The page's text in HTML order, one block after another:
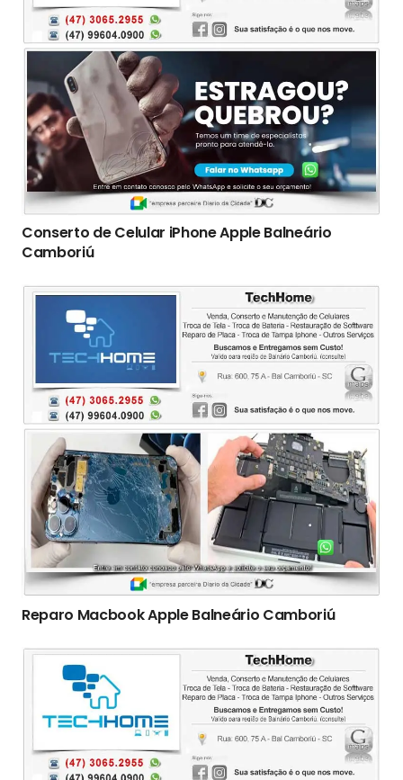
Conserto de Celular iPhone Apple Balneário
Camboriú
Reparo Macbook Apple Balneário Camboriú